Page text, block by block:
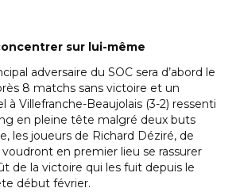
sur lui-même
adversaire du SOC sera d’abord le
8 matchs sans victoire et un
à Villefranche-Beaujolais (3-2) ressenti
en pleine tête malgré deux buts
les joueurs de Richard Déziré, de
en premier lieu se rassurer
de la victoire qui les fuit depuis le
début février.